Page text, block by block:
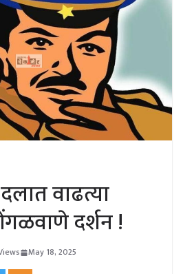
वाढत्या
दर्शन !
May 18, 2025